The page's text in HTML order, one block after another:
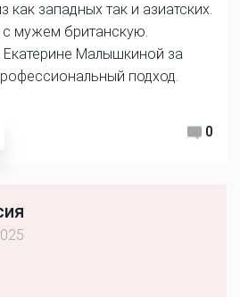
западных так и азиатских.
с мужем британскую.
Малышкиной за
подход.
0